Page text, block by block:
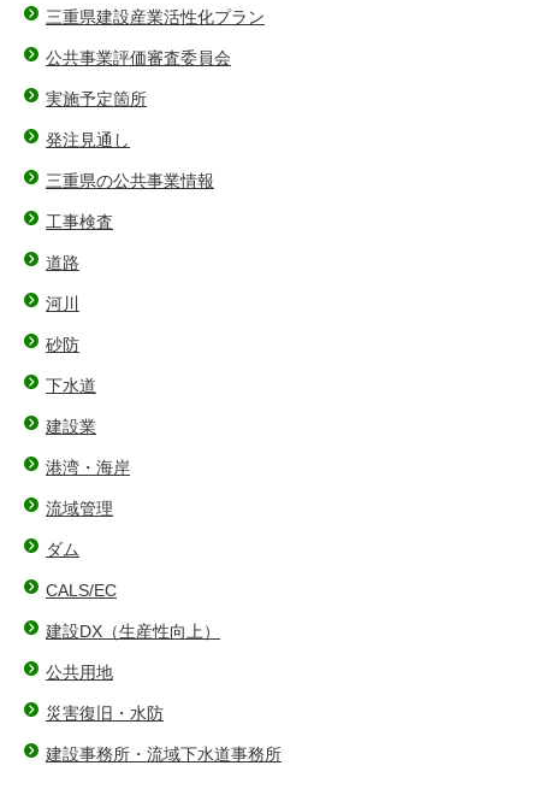
三重県建設産業活性化プラン
公共事業評価審査委員会
実施予定箇所
発注見通し
三重県の公共事業情報
工事検査
道路
河川
砂防
下水道
建設業
港湾・海岸
流域管理
ダム
CALS/EC
建設DX（⽣産性向上）
公共用地
災害復旧・水防
建設事務所・流域下水道事務所